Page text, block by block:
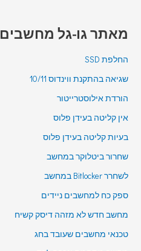
מאתר גו-גל מחשבים
החלפת SSD
שגיאה בהתקנת ווינדוס 10/11
הורדת אילוסטרייטור
אין קליטה בעידן פלוס
בעיות קליטה בעידן פלוס
שחרור ביטלוקר במחשב
לשחרר Bitlocker במחשב
ספק כח למחשבים ניידים
מחשב חדש לא מזהה דיסק קשיח
טכנאי מחשבים שעובד בחג